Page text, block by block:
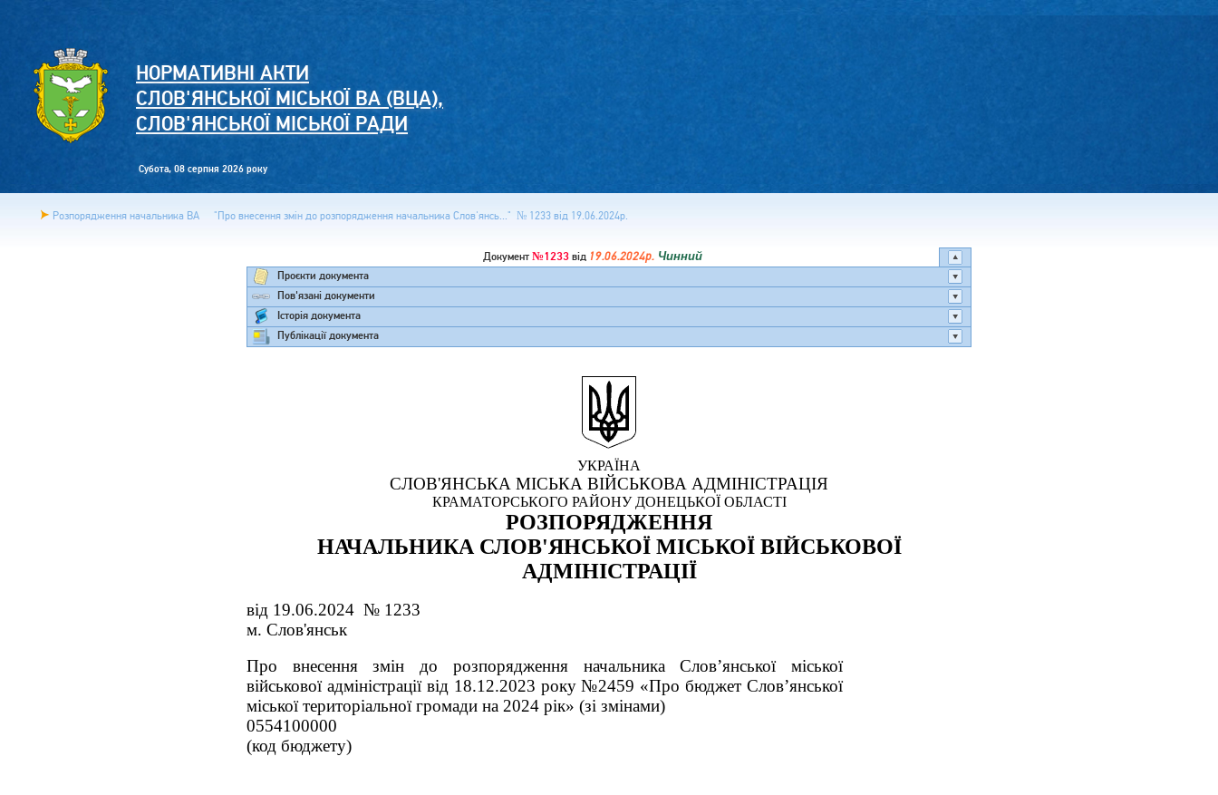
НОРМАТИВНІ АКТИ
СЛОВ'ЯНСЬКОЇ МІСЬКОЇ ВА (ВЦА),
СЛОВ'ЯНСЬКОЇ МІСЬКОЇ РАДИ
Субота, 08 серпня 2026 року
Розпорядження начальника ВА "Про внесення змін до розпорядження начальника Слов'янсь..." № 1233 від 19.06.2024р.
Документ №1233 від 19.06.2024р. Чинний
Проєкти документа
Пов'язані документи
Історія документа
Публікації документа
УКРАЇНА
СЛОВ'ЯНСЬКА МІСЬКА ВІЙСЬКОВА АДМІНІСТРАЦІЯ
КРАМАТОРСЬКОГО РАЙОНУ ДОНЕЦЬКОЇ ОБЛАСТІ
РОЗПОРЯДЖЕННЯ
НАЧАЛЬНИКА СЛОВ'ЯНСЬКОЇ МІСЬКОЇ ВІЙСЬКОВОЇ
АДМІНІСТРАЦІЇ
від 19.06.2024 № 1233
м. Слов'янськ
Про внесення змін до розпорядження начальника Слов’янської міської
військової адміністрації від 18.12.2023 року №2459 «Про бюджет Слов’янської
міської територіальної громади на 2024 рік» (зі змінами)
0554100000
(код бюджету)